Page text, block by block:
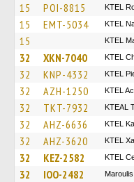
15 POI-8815 ΚΤΕL
15 EMT-5034 KTEL
15 ΚΤΕL
32 XKN-7040 ΚΤΕL
32 KNP-4332 KTEL
32 AZH-1250 KTEL
32 TKT-7932 KTEAL
32 AHZ-6636 KTEL
32 AHZ-3620 KTEL
32 KEZ-2582 KTEL
32 IOO-2482 Maroulis